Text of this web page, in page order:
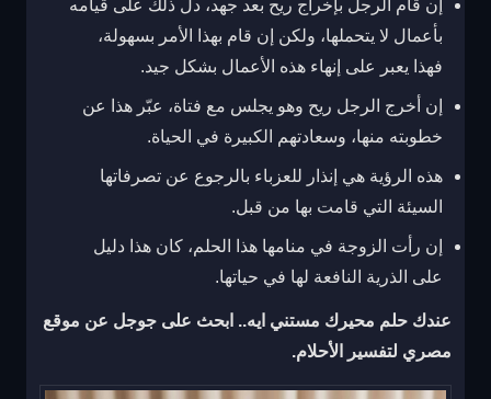
إن قام الرجل بإخراج ريح بعد جهد، دلّ ذلك على قيامه
بأعمال لا يتحملها، ولكن إن قام بهذا الأمر بسهولة،
فهذا يعبر على إنهاء هذه الأعمال بشكل جيد.
إن أخرج الرجل ريح وهو يجلس مع فتاة، عبّر هذا عن
خطوبته منها، وسعادتهم الكبيرة في الحياة.
هذه الرؤية هي إنذار للعزباء بالرجوع عن تصرفاتها
السيئة التي قامت بها من قبل.
إن رأت الزوجة في منامها هذا الحلم، كان هذا دليل
على الذرية النافعة لها في حياتها.
عندك حلم محيرك مستني ايه.. ابحث على جوجل عن موقع
مصري لتفسير الأحلام.